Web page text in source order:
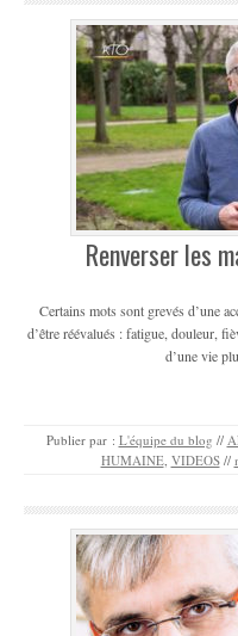
Renverser les
Certains mots sont grevés d’une
d’être réévalués : fatigue, douleur,
d’une vie
Publier par : L'équipe du blog //
HUMAINE, VIDEOS //